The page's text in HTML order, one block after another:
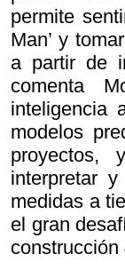
permite
Man’ y
a partir de
comenta
inteligencia
modelos
proyectos,
interpretar
medidas a
el gran
construcción